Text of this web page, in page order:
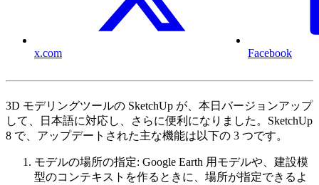
x.com Facebook
3D モデリングツールの SketchUp が、本日バージョンアップ
して、日本語に対応し、さらに便利になりました。SketchUp
8 で、アップデートされた主な機能は以下の 3 つです。
モデルの場所の指定: Google Earth 用モデルや、建設模
型のコンテキストを作るときに、場所が指定できるよ